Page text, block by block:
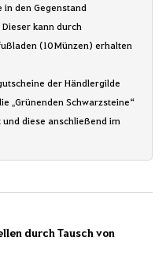
den Gegenstand
kann durch
(10 Münzen) erhalten
der Händlergilde
„Grünenden Schwarzsteine“
diese anschließend im
durch Tausch von